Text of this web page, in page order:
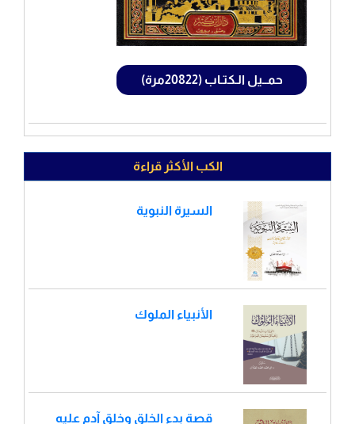
حمــيل الـكتـاب (20822مرة)
الكب الأكثر قراءة
السيرة النبوية
الأنبياء الملوك
قصة بدء الخلق وخلق آدم عليه